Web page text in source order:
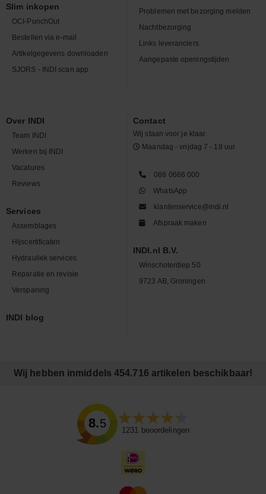
Slim inkopen
OCI-PunchOut
Bestellen via e-mail
Artikelgegevens downloaden
SJORS - INDI scan app
Problemen met bezorging melden
Nachtbezorging
Links leveranciers
Aangepaste openingstijden
Over INDI
Team INDI
Werken bij INDI
Vacatures
Reviews
Services
Assemblages
Hijscertificaten
Hydrauliek services
Reparatie en revisie
Verspaning
INDI blog
Contact
Wij staan voor je klaar.
Maandag - vrijdag 7 - 18 uur
088 0666 000
WhatsApp
klantenservice@indi.nl
Afspraak maken
INDI.nl B.V.
Winschoterdiep 50
9723 AB, Groningen
Wij hebben inmiddels 454.716 artikelen beschikbaar!
8.5
1231 beoordelingen